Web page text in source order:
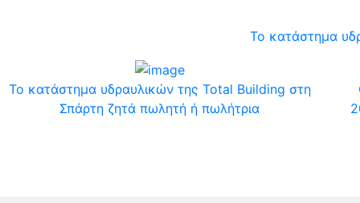
Το κατάστημα
Το κατάστημα υδραυλικών της Total Building στη
Σπάρτη ζητά πωλητή ή πωλήτρια